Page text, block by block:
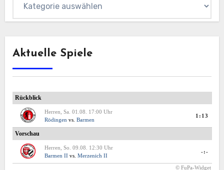
Aktuelle Spiele